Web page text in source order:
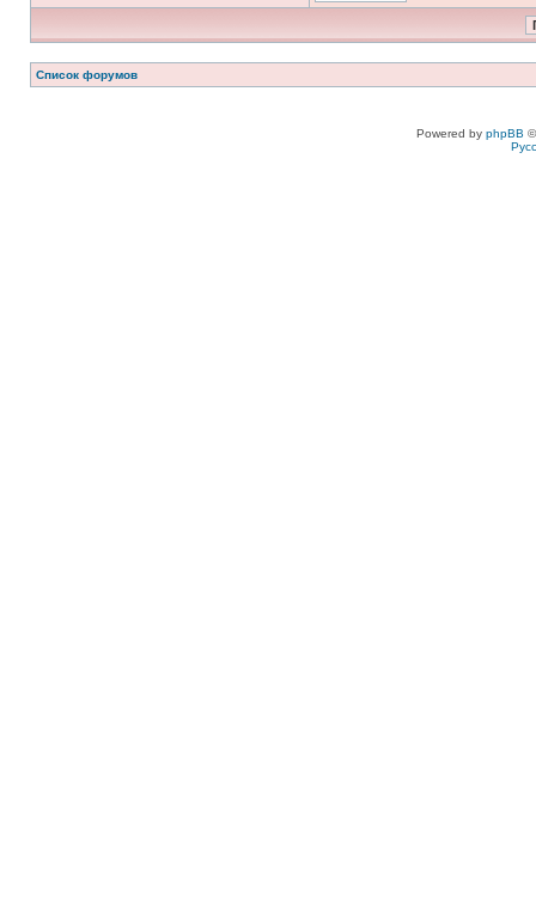
Список форумов
Powered by phpBB